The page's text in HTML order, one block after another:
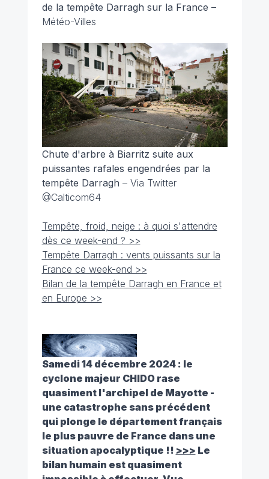
de la tempête Darragh sur la France –
Météo-Villes
Chute d'arbre à Biarritz suite aux
puissantes rafales engendrées par la
tempête Darragh – Via Twitter
@Calticom64
Tempête, froid, neige : à quoi s'attendre
dès ce week-end ? >>
Tempête Darragh : vents puissants sur la
France ce week-end >>
Bilan de la tempête Darragh en France et
en Europe >>
Samedi 14 décembre 2024 : le
cyclone majeur CHIDO rase
quasiment l'archipel de Mayotte -
une catastrophe sans précédent
qui plonge le département français
le plus pauvre de France dans une
situation apocalyptique !! >>> Le
bilan humain est quasiment